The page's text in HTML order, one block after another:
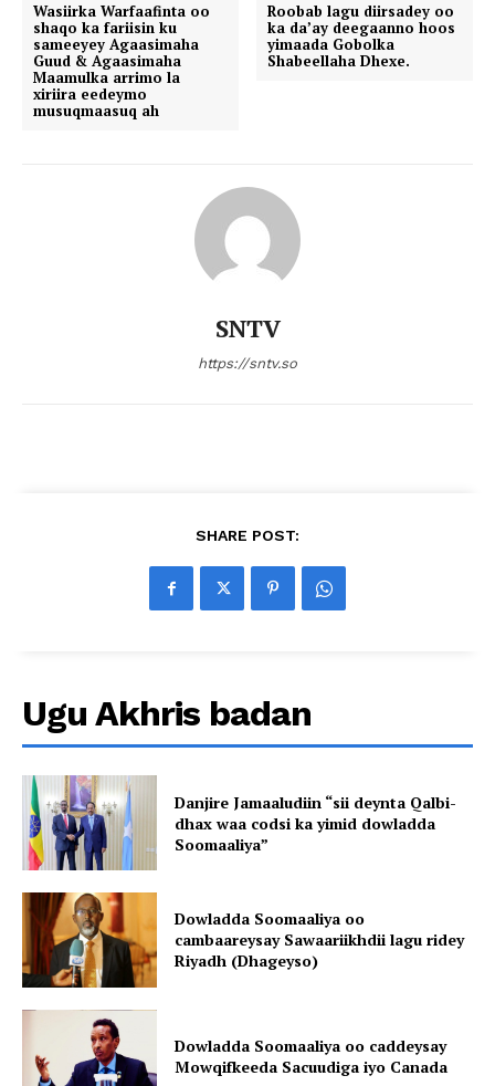
Wasiirka Warfaafinta oo
shaqo ka fariisin ku
sameeyey Agaasimaha
Guud & Agaasimaha
Maamulka arrimo la
xiriira eedeymo
musuqmaasuq ah
Roobab lagu diirsadey oo
ka da’ay deegaanno hoos
yimaada Gobolka
Shabeellaha Dhexe.
SNTV
https://sntv.so
SHARE POST:
Ugu Akhris badan
Danjire Jamaaludiin “sii deynta Qalbi-
dhax waa codsi ka yimid dowladda
Soomaaliya”
Dowladda Soomaaliya oo
cambaareysay Sawaariikhdii lagu ridey
Riyadh (Dhageyso)
Dowladda Soomaaliya oo caddeysay
Mowqifkeeda Sacuudiga iyo Canada